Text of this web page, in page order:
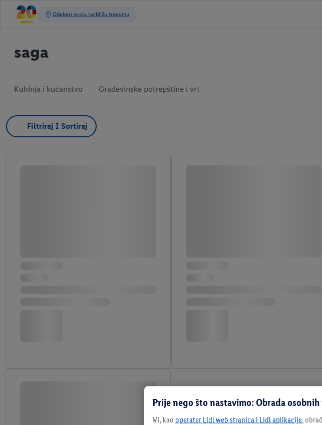
saga
Kuhinja i kućanstvo Građevinske potrepštine i vrt
Filtriraj I Sortiraj
Prije nego što nastavimo: Obrada
Mi, kao operater Lidl web stranica i Lidl aplikacije,